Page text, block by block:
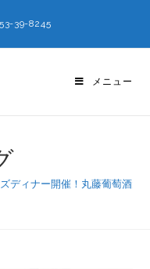
39-8245
メニュー
ディナー開催！丸藤葡萄酒大